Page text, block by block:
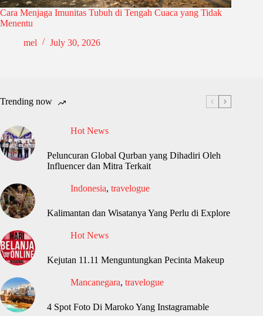
Cara Menjaga Imunitas Tubuh di Tengah Cuaca yang Tidak
Menentu
mel
July 30, 2026
Trending now
Hot News
Peluncuran Global Qurban yang Dihadiri Oleh
Influencer dan Mitra Terkait
Indonesia, travelogue
Kalimantan dan Wisatanya Yang Perlu di Explore
Hot News
Kejutan 11.11 Menguntungkan Pecinta Makeup
Mancanegara, travelogue
4 Spot Foto Di Maroko Yang Instagramable